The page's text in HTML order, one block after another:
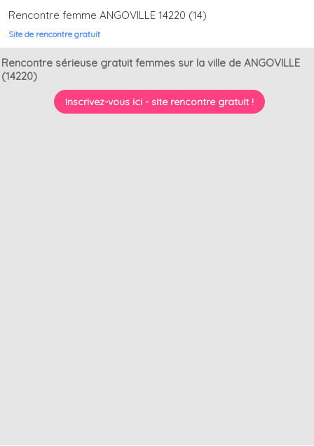
Rencontre femme ANGOVILLE 14220 (14)
Site de rencontre gratuit
Rencontre sérieuse gratuit femmes sur la ville de ANGOVILLE
(14220)
Inscrivez-vous ici - site rencontre gratuit !